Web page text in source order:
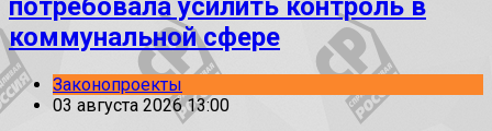
потребовала усилить контроль в
коммунальной сфере
Законопроекты
03 августа 2026 13:00